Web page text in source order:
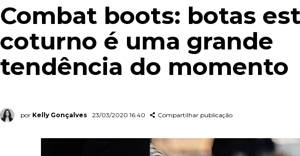
Combat boots: botas
coturno é uma grande
tendência do momento
por Kelly Gonçalves 23/03/2020 16:40 Compartilhar publicação